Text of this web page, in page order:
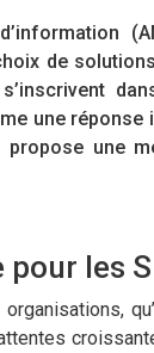
de
une
propose une
les